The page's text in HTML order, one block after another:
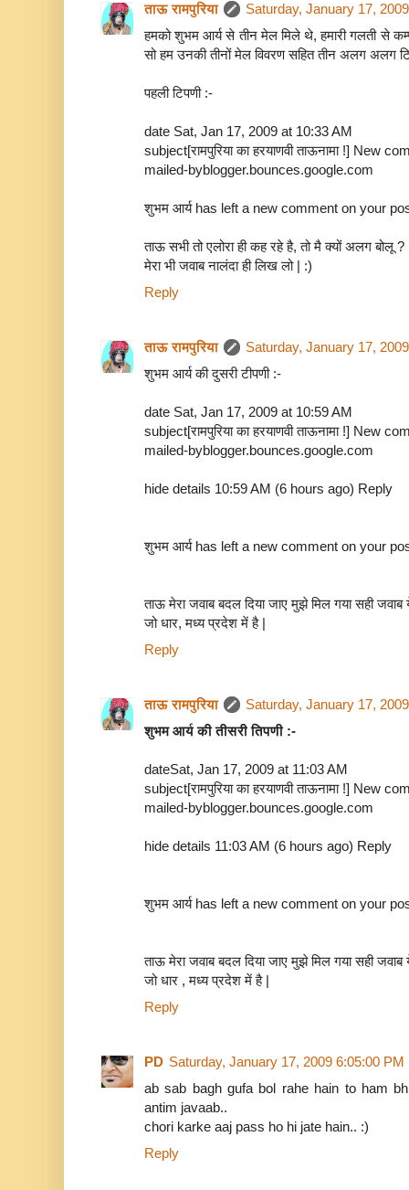
ताऊ रामपुरिया
Saturday, January 17,
हमको शुभम आर्य से तीन मेल मिले थे, हमारी गलती से
सो हम उनकी तीनों मेल विवरण सहित तीन अलग अलग
पहली टिपणी :-
date Sat, Jan 17, 2009 at 10:33 AM
subject[रामपुरिया का हरयाणवी ताऊनामा !] New
mailed-byblogger.bounces.google.com
शुभम आर्य has left a new comment on your
ताऊ सभी तो एलोरा ही कह रहे है, तो मै क्यों अलग बोलू ?
मेरा भी जवाब नालंदा ही लिख लो | :)
Reply
ताऊ रामपुरिया
Saturday, January 17,
शुभम आर्य की दुसरी टीपणी :-
date Sat, Jan 17, 2009 at 10:59 AM
subject[रामपुरिया का हरयाणवी ताऊनामा !] New
mailed-byblogger.bounces.google.com
hide details 10:59 AM (6 hours ago) Reply
शुभम आर्य has left a new comment on your
ताऊ मेरा जवाब बदल दिया जाए मुझे मिल गया सही
जो धार, मध्य प्रदेश में है |
Reply
ताऊ रामपुरिया
Saturday, January 17,
शुभम आर्य की तीसरी तिपणी :-
dateSat, Jan 17, 2009 at 11:03 AM
subject[रामपुरिया का हरयाणवी ताऊनामा !] New
mailed-byblogger.bounces.google.com
hide details 11:03 AM (6 hours ago) Reply
शुभम आर्य has left a new comment on your
ताऊ मेरा जवाब बदल दिया जाए मुझे मिल गया सही
जो धार , मध्य प्रदेश में है |
Reply
PD Saturday, January 17, 2009 6:05:00 PM
ab sab bagh gufa bol rahe hain to ham
antim javaab..
chori karke aaj pass ho hi jate hain.. :)
Reply